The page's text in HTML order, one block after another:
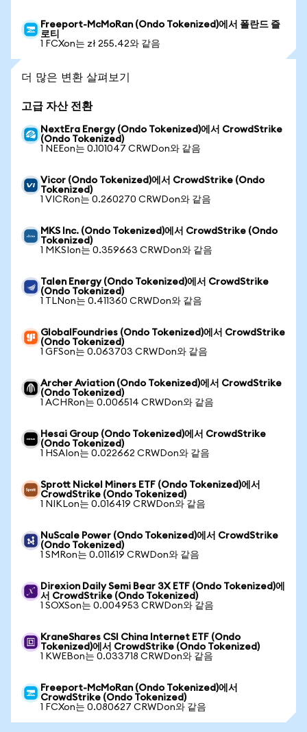
Freeport-McMoRan (Ondo Tokenized)에서 폴란드 즐
로티
1 FCXon는 zł 255.42와 같음
더 많은 변환 살펴보기
고급 자산 전환
NextEra Energy (Ondo Tokenized)에서 CrowdStrike
(Ondo Tokenized)
1 NEEon는 0.101047 CRWDon와 같음
Vicor (Ondo Tokenized)에서 CrowdStrike (Ondo
Tokenized)
1 VICRon는 0.260270 CRWDon와 같음
MKS Inc. (Ondo Tokenized)에서 CrowdStrike (Ondo
Tokenized)
1 MKSIon는 0.359663 CRWDon와 같음
Talen Energy (Ondo Tokenized)에서 CrowdStrike
(Ondo Tokenized)
1 TLNon는 0.411360 CRWDon와 같음
GlobalFoundries (Ondo Tokenized)에서 CrowdStrike
(Ondo Tokenized)
1 GFSon는 0.063703 CRWDon와 같음
Archer Aviation (Ondo Tokenized)에서 CrowdStrike
(Ondo Tokenized)
1 ACHRon는 0.006514 CRWDon와 같음
Hesai Group (Ondo Tokenized)에서 CrowdStrike
(Ondo Tokenized)
1 HSAIon는 0.022662 CRWDon와 같음
Sprott Nickel Miners ETF (Ondo Tokenized)에서
CrowdStrike (Ondo Tokenized)
1 NIKLon는 0.016419 CRWDon와 같음
NuScale Power (Ondo Tokenized)에서 CrowdStrike
(Ondo Tokenized)
1 SMRon는 0.011619 CRWDon와 같음
Direxion Daily Semi Bear 3X ETF (Ondo Tokenized)에
서 CrowdStrike (Ondo Tokenized)
1 SOXSon는 0.004953 CRWDon와 같음
KraneShares CSI China Internet ETF (Ondo
Tokenized)에서 CrowdStrike (Ondo Tokenized)
1 KWEBon는 0.033718 CRWDon와 같음
Freeport-McMoRan (Ondo Tokenized)에서
CrowdStrike (Ondo Tokenized)
1 FCXon는 0.080627 CRWDon와 같음